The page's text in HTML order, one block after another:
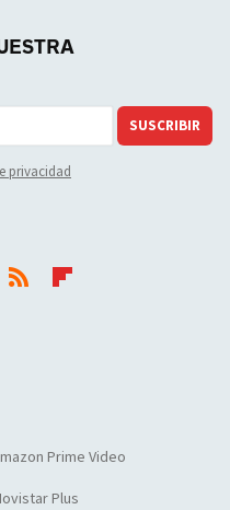
SUSCRIBIR
privacidad
Prime Video
Plus